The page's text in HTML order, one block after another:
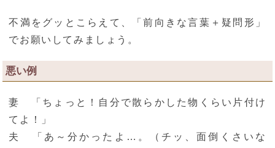
不満をグッとこらえて、「前向きな言葉＋疑問形」
でお願いしてみましょう。
悪い例
妻 「ちょっと！自分で散らかした物くらい片付け
てよ！」
夫 「あ～分かったよ…。（チッ、面倒くさいな